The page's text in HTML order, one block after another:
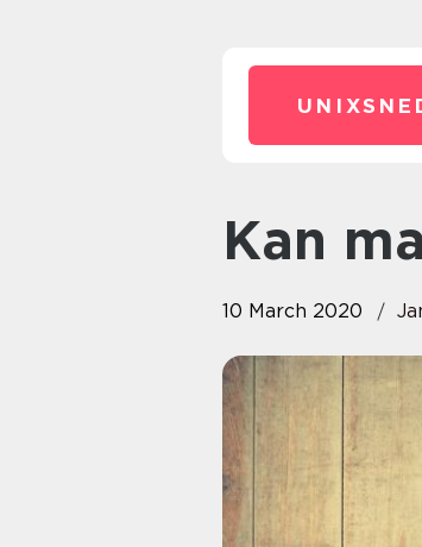
Kan
10 March 2020